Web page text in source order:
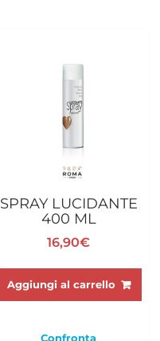
SPRAY LUCIDANTE
400 ML
16,90€
Aggiungi al carrello
Confronta